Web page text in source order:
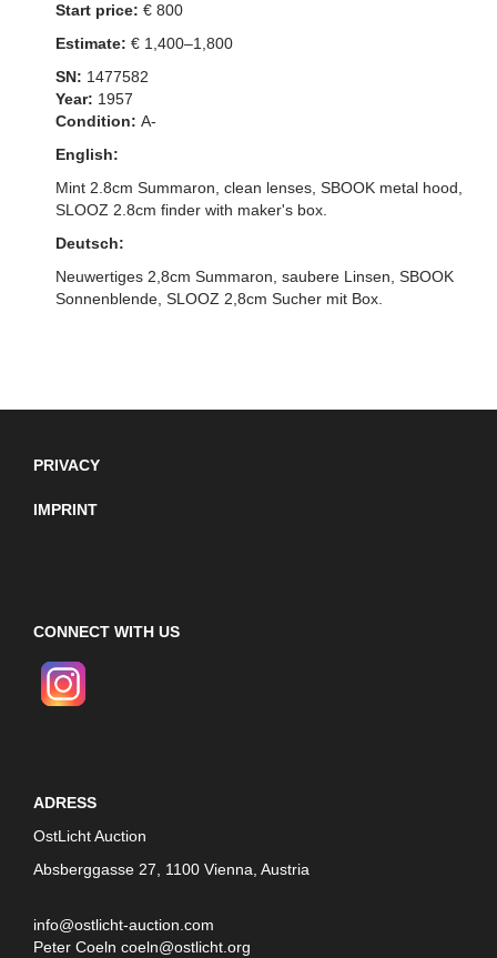
Start price: € 800
Estimate: € 1,400–1,800
SN: 1477582
Year: 1957
Condition: A-
English:
Mint 2.8cm Summaron, clean lenses, SBOOK metal hood,
SLOOZ 2.8cm finder with maker's box.
Deutsch:
Neuwertiges 2,8cm Summaron, saubere Linsen, SBOOK
Sonnenblende, SLOOZ 2,8cm Sucher mit Box.
PRIVACY
IMPRINT
CONNECT WITH US
ADRESS
OstLicht Auction
Absberggasse 27, 1100 Vienna, Austria
info@ostlicht-auction.com
Peter Coeln coeln@ostlicht.org